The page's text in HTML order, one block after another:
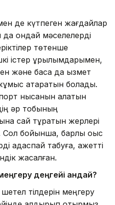
де күтпеген жағдайлар
да ондай мәселелерді
төтенше
істер құрылымдарымен,
және басқа да қызмет
атқаратын болады.
нысанын алатын
әр тобының
сай тұратын жерлері
Сол бойынша, барлық оқыс
адаспай табуға, қажетті
жасалған.
деңгейі қандай?
тілдерін меңгеру